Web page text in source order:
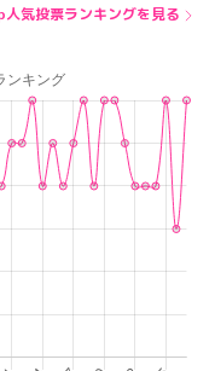
気投票ランキングを見る